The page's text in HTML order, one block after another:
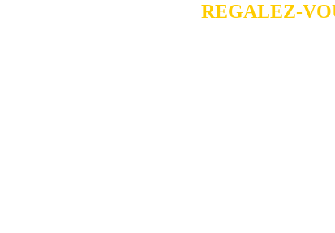
REGALEZ-